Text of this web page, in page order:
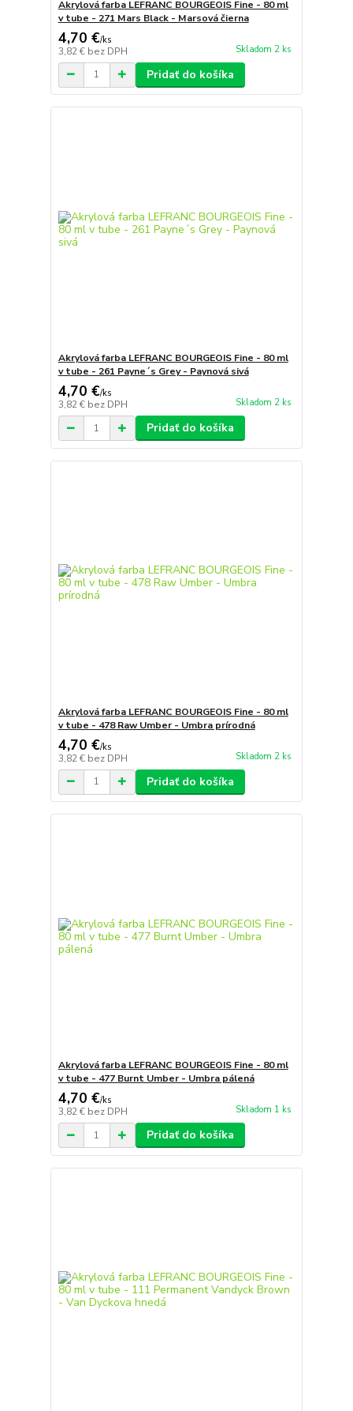
Akrylová farba LEFRANC BOURGEOIS Fine - 80 ml
v tube - 271 Mars Black - Marsová čierna
4,70 €/ks
3,82 € bez DPH Skladom 2 ks
Pridať do košíka
Akrylová farba LEFRANC BOURGEOIS Fine - 80 ml
v tube - 261 Payne´s Grey - Paynová sivá
4,70 €/ks
3,82 € bez DPH Skladom 2 ks
Pridať do košíka
Akrylová farba LEFRANC BOURGEOIS Fine - 80 ml
v tube - 478 Raw Umber - Umbra prírodná
4,70 €/ks
3,82 € bez DPH Skladom 2 ks
Pridať do košíka
Akrylová farba LEFRANC BOURGEOIS Fine - 80 ml
v tube - 477 Burnt Umber - Umbra pálená
4,70 €/ks
3,82 € bez DPH Skladom 1 ks
Pridať do košíka